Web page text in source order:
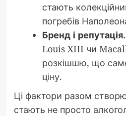
стають
погребів
Бренд і репутація.
Louis XIII чи
розкішшю, що
ціну.
Ці фактори разом
стають не просто